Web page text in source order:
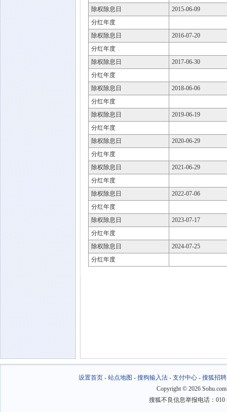
除权除息日
2015-06-09
分红年度
除权除息日
2016-07-20
分红年度
除权除息日
2017-06-30
分红年度
除权除息日
2018-06-06
分红年度
除权除息日
2019-06-19
分红年度
除权除息日
2020-06-29
分红年度
除权除息日
2021-06-29
分红年度
除权除息日
2022-07-06
分红年度
除权除息日
2023-07-17
分红年度
除权除息日
2024-07-25
分红年度
设置首页- 站点地图 - 搜狗输入法- 支付中心- 搜狐招聘
Copyright © 2026
搜狐不良信息举报电话：010